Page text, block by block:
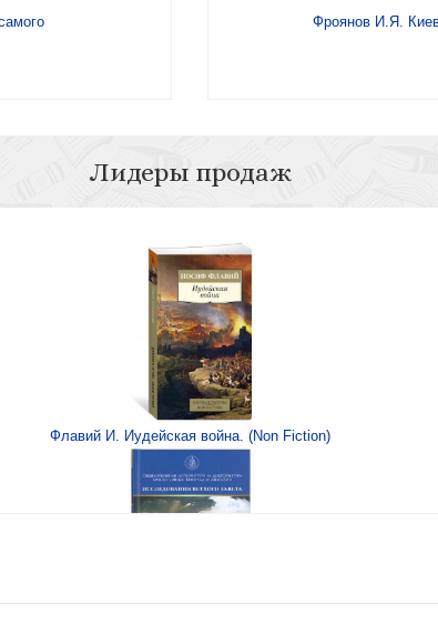
Фроянов И.Я.
(Родина,
Лидеры продаж
Флавий И. Иудейская война. (Non Fiction)